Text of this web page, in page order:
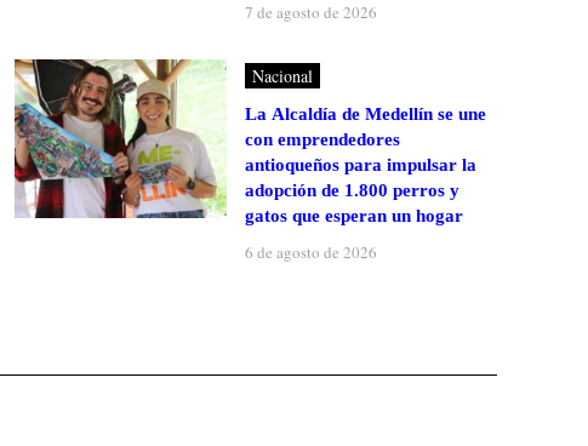
7 de agosto de 2026
Nacional
La Alcaldía de Medellín se une
con emprendedores
antioqueños para impulsar la
adopción de 1.800 perros y
gatos que esperan un hogar
6 de agosto de 2026